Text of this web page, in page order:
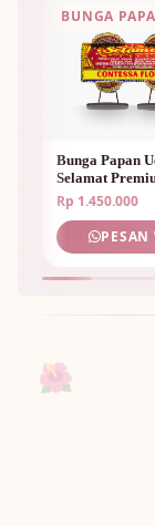
BUNGA
Bunga Papan
Selamat
Rp 1.450.000
PESAN
🌺